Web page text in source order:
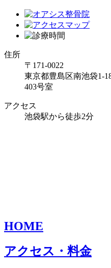
住所
〒171-0022
東京都豊島区南池袋1-
403号室
アクセス
池袋駅から徒歩2分
HOME
アクセス・料金